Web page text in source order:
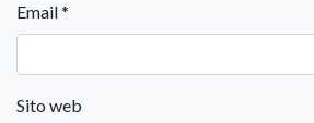
Email*
Sito web